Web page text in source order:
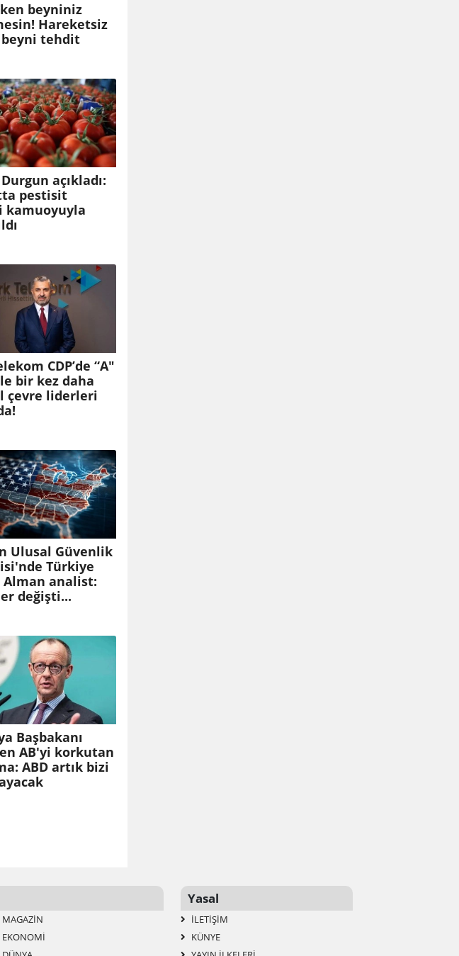
beyniniz
Hareketsiz
beyni tehdit
açıkladı:
pestisit
kamuoyuyla
CDP’de “A"
bir kez daha
çevre liderleri
Ulusal Güvenlik
Türkiye
Alman analist:
değişti...
Başbakanı
AB'yi korkutan
ABD artık bizi
MAGAZIN
EKONOMI
Yasal
İLETIŞIM
KÜNYE